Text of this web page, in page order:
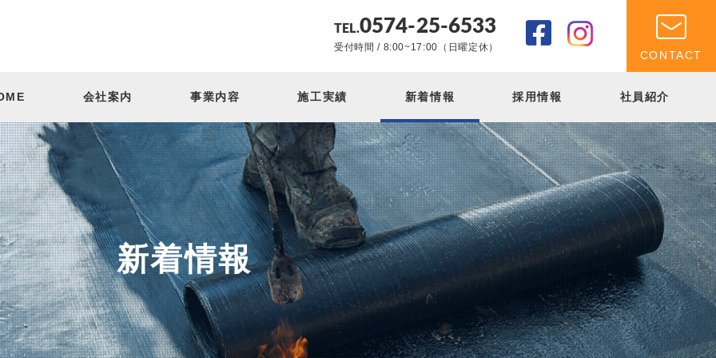
TEL.0574-25-6533
受付時間 / 8:00~17:00（日曜定休）
CONTACT
会社案内 事業内容 施工実績 新着情報 採用情報 社員紹介
新着情報